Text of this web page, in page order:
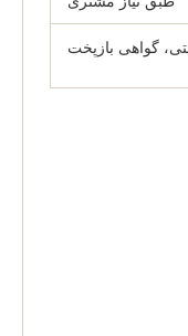
گواهی بازپخت